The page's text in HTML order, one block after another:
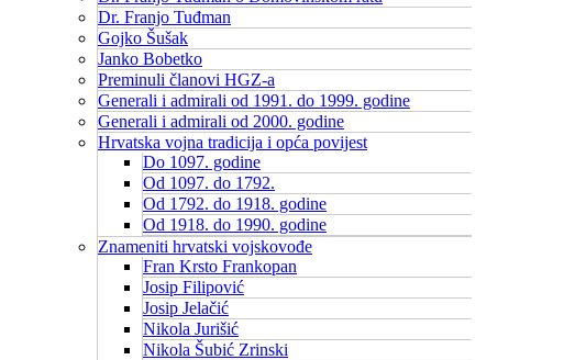
Dr. Franjo Tuđman
Gojko Šušak
Janko Bobetko
Preminuli članovi HGZ-a
Generali i admirali od 1991. do 1999. godine
Generali i admirali od 2000. godine
Hrvatska vojna tradicija i opća povijest
Do 1097. godine
Od 1097. do 1792.
Od 1792. do 1918. godine
Od 1918. do 1990. godine
Znameniti hrvatski vojskovođe
Fran Krsto Frankopan
Josip Filipović
Josip Jelačić
Nikola Jurišić
Nikola Šubić Zrinski